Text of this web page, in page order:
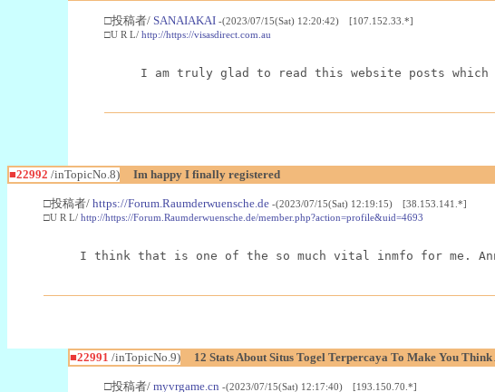
□投稿者/ SANAIAKAI -(2023/07/15(Sat) 12:20:42) [107.152.33.*]
□U R L/ http://https://visasdirect.com.au
I am truly glad to read this website posts
■22992 /inTopicNo.8) Im happy I finally registered
□投稿者/ https://Forum.Raumderwuensche.de -(2023/07/15(Sat) 12:19:15) [38.153.141.*]
□U R L/ http://https://Forum.Raumderwuensche.de/member.php?action=profile&uid=4693
I think that is one of the so much vital inmfo for me.
■22991 /inTopicNo.9) 12 Stats About Situs Togel Terpercaya To Make You
□投稿者/ myvrgame.cn -(2023/07/15(Sat) 12:17:40) [193.150.70.*]